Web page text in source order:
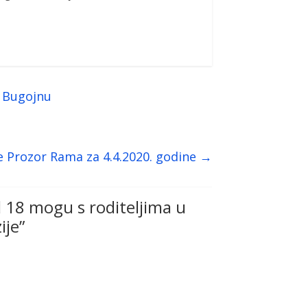
Rama za 4.4.2020. godine →
mogu s roditeljima u
”